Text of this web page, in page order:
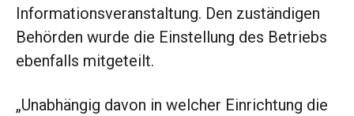
Informationsveranstaltung. Den zuständigen
Behörden wurde die Einstellung des Betriebs
ebenfalls mitgeteilt.
„Unabhängig davon in welcher Einrichtung die